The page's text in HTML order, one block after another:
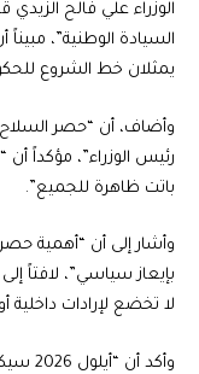
الوزراء علي فالح
السيادة الوطنية”، مبيناً
يمثلان خط الشروع
وأضاف، أن “حصر السلاح
رئيس الوزراء”، مؤكداً
باتت ظاهرة للجميع”.
وأشار إلى أن “أهمية
بإيعاز سياسي”، لافتاً
لا تخضع لإرادات داخلية
وأكد أن “أيلول 2026 سيكون نهاية وجود التحالف الدولي في العراق”.